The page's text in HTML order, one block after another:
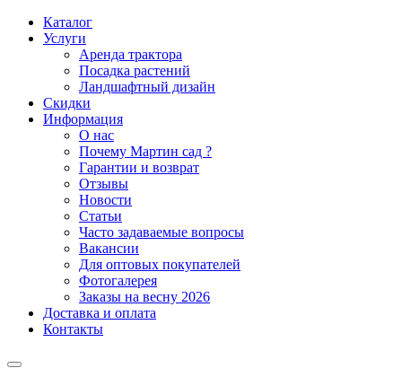
Каталог
Услуги
Аренда трактора
Посадка растений
Ландшафтный дизайн
Скидки
Информация
О нас
Почему Мартин сад ?
Гарантии и возврат
Отзывы
Новости
Статьи
Часто задаваемые вопросы
Вакансии
Для оптовых покупателей
Фотогалерея
Заказы на весну 2026
Доставка и оплата
Контакты